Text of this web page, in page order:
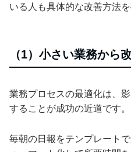
いる人も具体的な改善方法を
（1）小さい業務から
業務プロセスの最適化は、
することが成功の近道です。
毎朝の日報をテンプレート